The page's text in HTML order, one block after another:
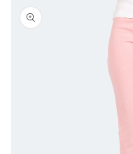
informazioni
sul prodotto